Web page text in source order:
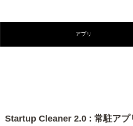
アプリ
Startup Cleaner 2.0 : 常駐ア